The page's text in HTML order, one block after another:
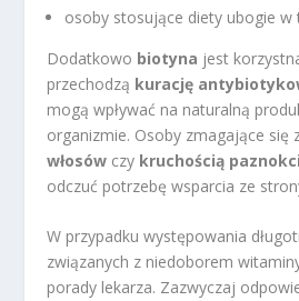
osoby stosujące diety ubogie w
Dodatkowo biotyna jest
przechodzą kurację
mogą wpływać na naturalną
organizmie. Osoby zmagające się
włosów czy kruchością paznokci
odczuć potrzebę wsparcia ze
W przypadku występowania
związanych z niedoborem
porady lekarza. Zazwyczaj